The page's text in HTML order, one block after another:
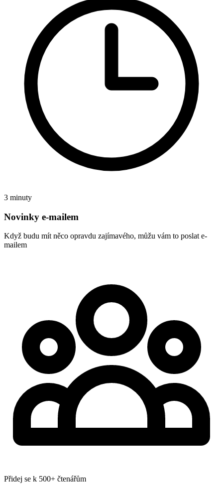
3 minuty
Novinky e-mailem
Když budu mít něco opravdu zajímavého, můžu vám to poslat e-
mailem
Přidej se k 500+ čtenářům